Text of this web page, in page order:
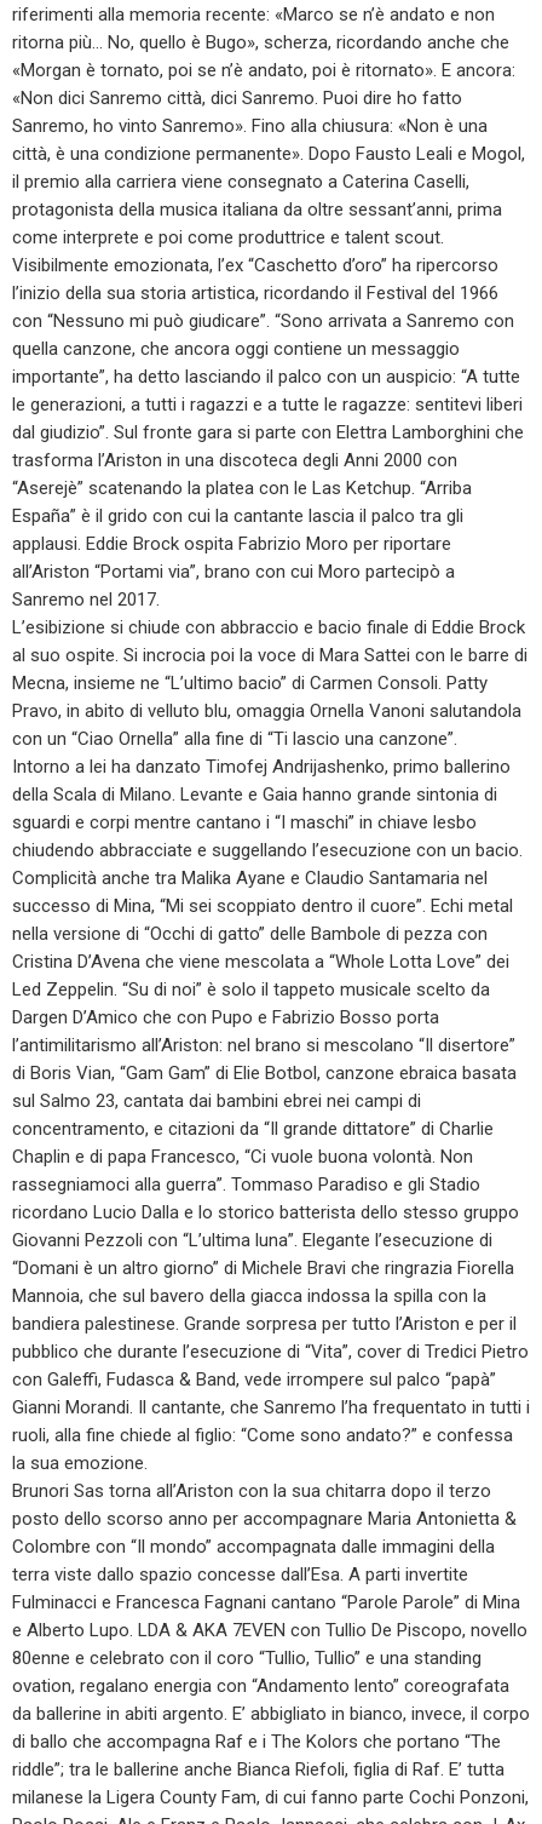
riferimenti alla memoria recente: «Marco se n’è andato e non
ritorna più… No, quello è Bugo», scherza, ricordando anche che
«Morgan è tornato, poi se n’è andato, poi è ritornato». E ancora:
«Non dici Sanremo città, dici Sanremo. Puoi dire ho fatto
Sanremo, ho vinto Sanremo». Fino alla chiusura: «Non è una
città, è una condizione permanente». Dopo Fausto Leali e Mogol,
il premio alla carriera viene consegnato a Caterina Caselli,
protagonista della musica italiana da oltre sessant’anni, prima
come interprete e poi come produttrice e talent scout.
Visibilmente emozionata, l’ex “Caschetto d’oro” ha ripercorso
l’inizio della sua storia artistica, ricordando il Festival del 1966
con “Nessuno mi può giudicare”. “Sono arrivata a Sanremo con
quella canzone, che ancora oggi contiene un messaggio
importante”, ha detto lasciando il palco con un auspicio: “A tutte
le generazioni, a tutti i ragazzi e a tutte le ragazze: sentitevi liberi
dal giudizio”. Sul fronte gara si parte con Elettra Lamborghini che
trasforma l’Ariston in una discoteca degli Anni 2000 con
“Aserejè” scatenando la platea con le Las Ketchup. “Arriba
España” è il grido con cui la cantante lascia il palco tra gli
applausi. Eddie Brock ospita Fabrizio Moro per riportare
all’Ariston “Portami via”, brano con cui Moro partecipò a
Sanremo nel 2017.
L’esibizione si chiude con abbraccio e bacio finale di Eddie Brock
al suo ospite. Si incrocia poi la voce di Mara Sattei con le barre di
Mecna, insieme ne “L’ultimo bacio” di Carmen Consoli. Patty
Pravo, in abito di velluto blu, omaggia Ornella Vanoni salutandola
con un “Ciao Ornella” alla fine di “Ti lascio una canzone”.
Intorno a lei ha danzato Timofej Andrijashenko, primo ballerino
della Scala di Milano. Levante e Gaia hanno grande sintonia di
sguardi e corpi mentre cantano i “I maschi” in chiave lesbo
chiudendo abbracciate e suggellando l’esecuzione con un bacio.
Complicità anche tra Malika Ayane e Claudio Santamaria nel
successo di Mina, “Mi sei scoppiato dentro il cuore”. Echi metal
nella versione di “Occhi di gatto” delle Bambole di pezza con
Cristina D’Avena che viene mescolata a “Whole Lotta Love” dei
Led Zeppelin. “Su di noi” è solo il tappeto musicale scelto da
Dargen D’Amico che con Pupo e Fabrizio Bosso porta
l’antimilitarismo all’Ariston: nel brano si mescolano “Il disertore”
di Boris Vian, “Gam Gam” di Elie Botbol, canzone ebraica basata
sul Salmo 23, cantata dai bambini ebrei nei campi di
concentramento, e citazioni da “Il grande dittatore” di Charlie
Chaplin e di papa Francesco, “Ci vuole buona volontà. Non
rassegniamoci alla guerra”. Tommaso Paradiso e gli Stadio
ricordano Lucio Dalla e lo storico batterista dello stesso gruppo
Giovanni Pezzoli con “L’ultima luna”. Elegante l’esecuzione di
“Domani è un altro giorno” di Michele Bravi che ringrazia Fiorella
Mannoia, che sul bavero della giacca indossa la spilla con la
bandiera palestinese. Grande sorpresa per tutto l’Ariston e per il
pubblico che durante l’esecuzione di “Vita”, cover di Tredici Pietro
con Galeffi, Fudasca & Band, vede irrompere sul palco “papà”
Gianni Morandi. Il cantante, che Sanremo l’ha frequentato in tutti i
ruoli, alla fine chiede al figlio: “Come sono andato?” e confessa
la sua emozione.
Brunori Sas torna all’Ariston con la sua chitarra dopo il terzo
posto dello scorso anno per accompagnare Maria Antonietta &
Colombre con “Il mondo” accompagnata dalle immagini della
terra viste dallo spazio concesse dall’Esa. A parti invertite
Fulminacci e Francesca Fagnani cantano “Parole Parole” di Mina
e Alberto Lupo. LDA & AKA 7EVEN con Tullio De Piscopo, novello
80enne e celebrato con il coro “Tullio, Tullio” e una standing
ovation, regalano energia con “Andamento lento” coreografata
da ballerine in abiti argento. E’ abbigliato in bianco, invece, il corpo
di ballo che accompagna Raf e i The Kolors che portano “The
riddle”; tra le ballerine anche Bianca Riefoli, figlia di Raf. E’ tutta
milanese la Ligera County Fam, di cui fanno parte Cochi Ponzoni,